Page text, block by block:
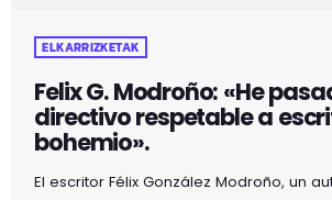
ELKARRIZKETAK
Felix G. Modroño: «He
directivo respetable a
bohemio».
El escritor Félix González Modroño, un